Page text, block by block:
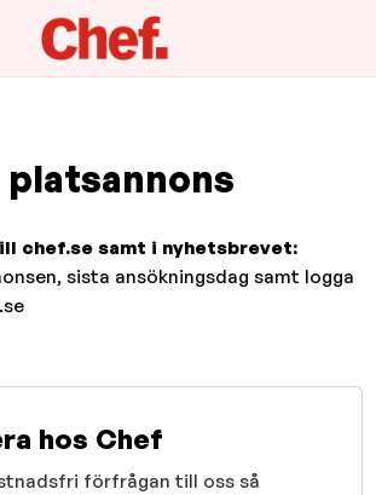
chef.se samt i nyhetsbrevet:
sista ansökningsdag samt logga
hos Chef
förfrågan till oss så